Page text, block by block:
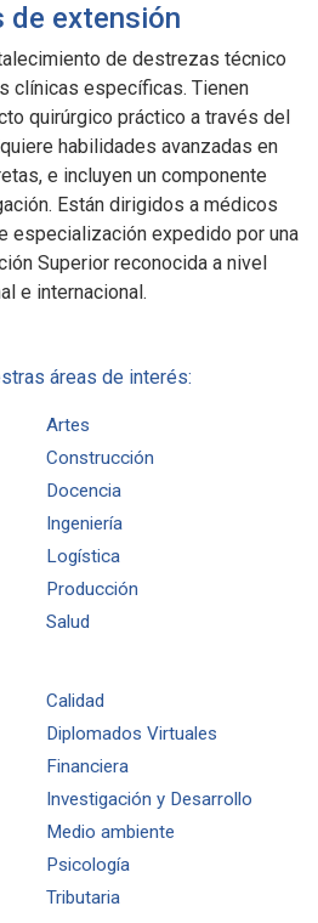
de extensión
de destrezas técnico
clínicas específicas. Tienen
quirúrgico práctico a través del
habilidades avanzadas en
e incluyen un componente
Están dirigidos a médicos
especialización expedido por una
Superior reconocida a nivel
e internacional.
áreas de interés:
Artes
Construcción
Docencia
Ingeniería
Logística
Producción
Salud
Calidad
Diplomados Virtuales
Financiera
Investigación y Desarrollo
Medio ambiente
Psicología
Tributaria